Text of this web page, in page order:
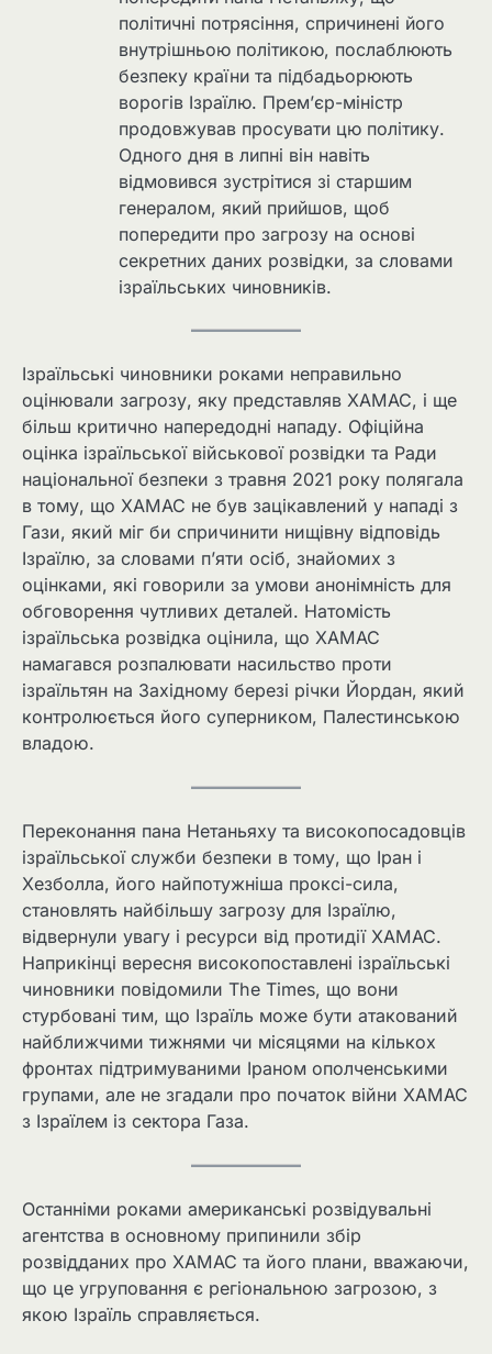
політичні потрясіння, спричинені його
внутрішньою політикою, послаблюють
безпеку країни та підбадьорюють
ворогів Ізраїлю. Прем’єр-міністр
продовжував просувати цю політику.
Одного дня в липні він навіть
відмовився зустрітися зі старшим
генералом, який прийшов, щоб
попередити про загрозу на основі
секретних даних розвідки, за словами
ізраїльських чиновників.
Ізраїльські чиновники роками неправильно
оцінювали загрозу, яку представляв ХАМАС, і ще
більш критично напередодні нападу. Офіційна
оцінка ізраїльської військової розвідки та Ради
національної безпеки з травня 2021 року полягала
в тому, що ХАМАС не був зацікавлений у нападі з
Гази, який міг би спричинити нищівну відповідь
Ізраїлю, за словами п’яти осіб, знайомих з
оцінками, які говорили за умови анонімність для
обговорення чутливих деталей. Натомість
ізраїльська розвідка оцінила, що ХАМАС
намагався розпалювати насильство проти
ізраїльтян на Західному березі річки Йордан, який
контролюється його суперником, Палестинською
владою.
Переконання пана Нетаньяху та високопосадовців
ізраїльської служби безпеки в тому, що Іран і
Хезболла, його найпотужніша проксі-сила,
становлять найбільшу загрозу для Ізраїлю,
відвернули увагу і ресурси від протидії ХАМАС.
Наприкінці вересня високопоставлені ізраїльські
чиновники повідомили The Times, що вони
стурбовані тим, що Ізраїль може бути атакований
найближчими тижнями чи місяцями на кількох
фронтах підтримуваними Іраном ополченськими
групами, але не згадали про початок війни ХАМАС
з Ізраїлем із сектора Газа.
Останніми роками американські розвідувальні
агентства в основному припинили збір
розвідданих про ХАМАС та його плани, вважаючи,
що це угруповання є регіональною загрозою, з
якою Ізраїль справляється.